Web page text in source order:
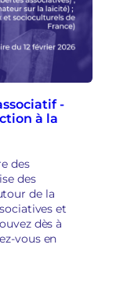
-
à la
des
des
de la
et
dès à
vous en